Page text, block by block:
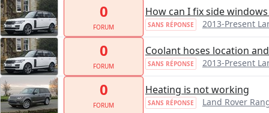
0
FORUM
How can I fix side
SANS RÉPONSE 2013-Present
0
FORUM
Coolant hoses location
SANS RÉPONSE 2013-Present
0
FORUM
Heating is not working
SANS RÉPONSE Land Rover